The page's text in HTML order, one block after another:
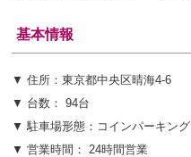
基本情報
▼ 住所：東京都中央区晴海4-6
▼ 台数： 94台
▼ 駐車場形態：コインパーキング
▼ 営業時間： 24時間営業